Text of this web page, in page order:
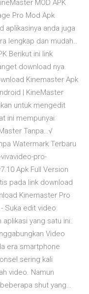
MOD APK
Pro Mod Apk
aplikasinya anda juga
lengkap dan mudah..
Berikut ini link
download nya.
Kinemaster Apk
| KineMaster
untuk mengedit
ini mempunyai
Tanpa…√
Watermark Terbaru
pro-
Apk Full Version
pada link download
Kinemaster Pro
Suka edit video
yang satu ini.
Video
era smartphone
sering kali
video. Namun
shut yang…